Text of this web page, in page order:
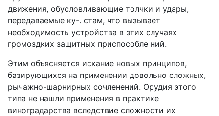
движения, обусловливающие толчки и удары,
передаваемые ку-. стам, что вызывает
необходимость устройства в этих случаях
громоздких защитных приспособле ний.
Этим объясняется искание новых принципов,
базирующихся на применении довольно сложных,
рычажно-шарнирных сочленений. Орудия этого
типа не нашли применения в практике
виноградарства вследствие сложности их